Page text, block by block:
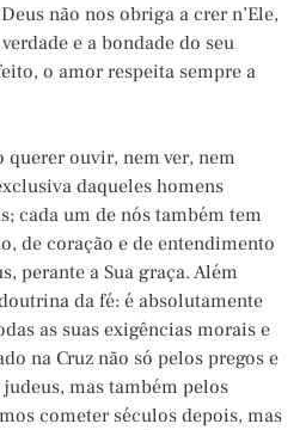
não nos obriga a crer n’Ele,
e a bondade do seu
o amor respeita sempre a
querer ouvir, nem ver, nem
daqueles homens
cada um de nós também tem
de coração e de entendimento
perante a Sua graça. Além
da fé: é absolutamente
as suas exigências morais e
na Cruz não só pelos pregos e
mas também pelos
cometer séculos depois, mas